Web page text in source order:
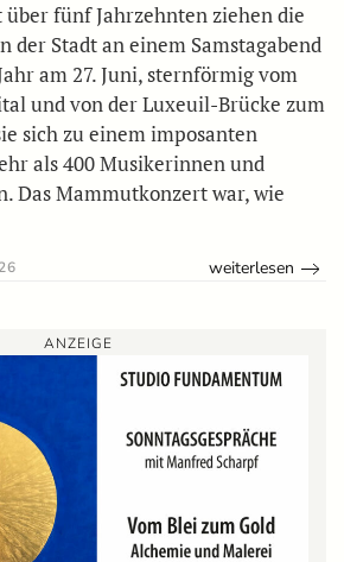
über fünf Jahrzehnten ziehen die
der Stadt an einem Samstagabend
am 27. Juni, sternförmig vom
und von der Luxeuil-Brücke zum
sich zu einem imposanten
als 400 Musikerinnen und
Das Mammutkonzert war, wie
weiterlesen
ANZEIGE